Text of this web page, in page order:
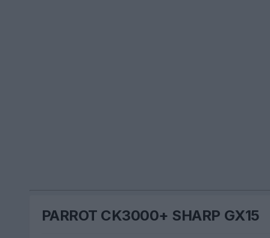
PARROT CK3000+ SHARP GX15